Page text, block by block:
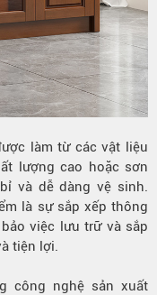
làm từ các vật liệu
lượng cao hoặc sơn
và dễ dàng vệ sinh.
là sự sắp xếp thông
việc lưu trữ và sắp
tiện lợi.
công nghệ sản xuất